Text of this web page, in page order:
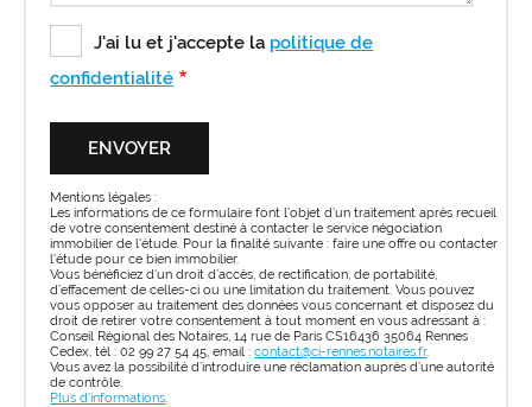
J'ai lu et j'accepte la politique de
confidentialité
Mentions légales :
Les informations de ce formulaire font l’objet d’un traitement après recueil
de votre consentement destiné à contacter le service négociation
immobilier de l'étude. Pour la finalité suivante : faire une offre ou contacter
l'étude pour ce bien immobilier.
Vous bénéficiez d’un droit d’accès, de rectification, de portabilité,
d’effacement de celles-ci ou une limitation du traitement. Vous pouvez
vous opposer au traitement des données vous concernant et disposez du
droit de retirer votre consentement à tout moment en vous adressant à :
Conseil Régional des Notaires, 14 rue de Paris CS16436 35064 Rennes
Cedex, tél : 02 99 27 54 45, email :contact@ci-rennes.notaires.fr.
Vous avez la possibilité d’introduire une réclamation auprès d’une autorité
de contrôle.
Plus d'informations.